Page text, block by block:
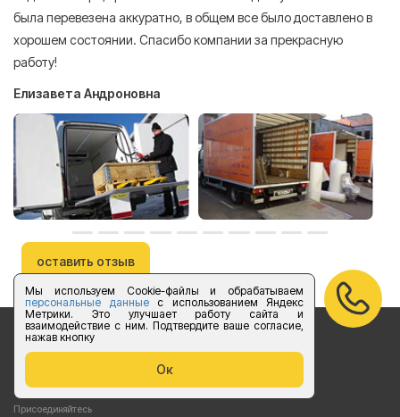
Мы используем Cookie-файлы и обрабатываем
персональные данныес использованием Яндекс
Метрики. Это улучшает работу сайта и
взаимодействие с ним. Подтвердите ваше согласие,
нажав кнопку
Ок
была перевезена аккуратно, в общем все было доставлено в
хорошем состоянии. Спасибо компании за прекрасную
работу!
Елизавета Андроновна
оставить отзыв
Бесплатный звонок по России
vk.com/foruslogistics
Присоединяйтесь